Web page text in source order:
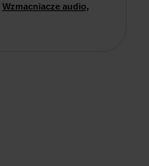
Wzmacniacze audio,